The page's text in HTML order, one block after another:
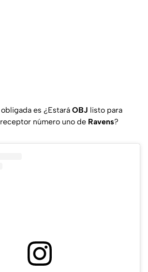
es ¿Estará OBJ listo para
número uno de Ravens?